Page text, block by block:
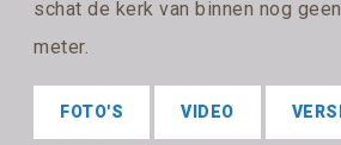
schat de kerk van binnen nog
meter.
FOTO'S VIDEO